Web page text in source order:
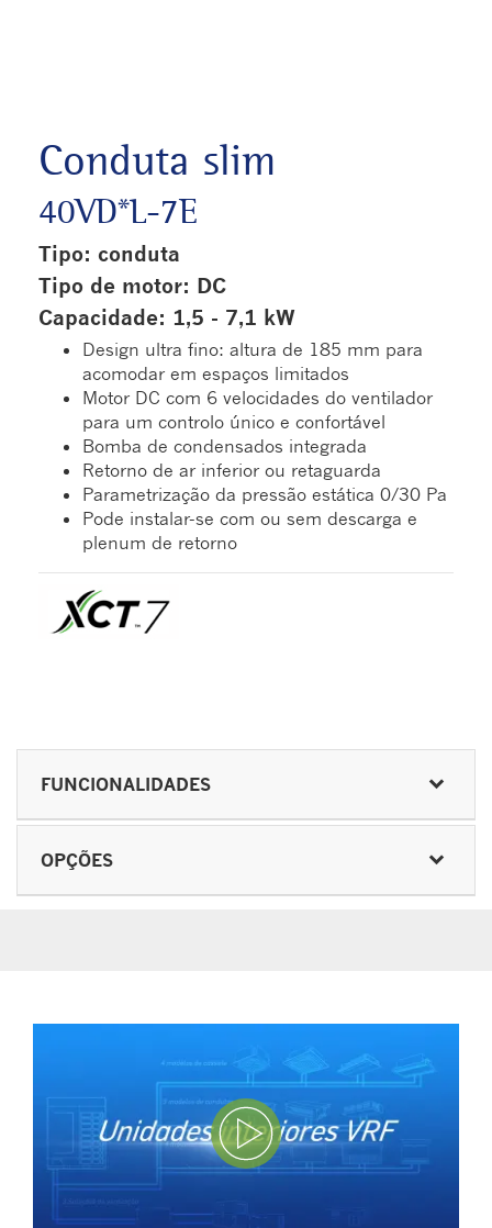
Conduta slim
40VD*L-7E
Tipo: conduta
Tipo de motor: DC
Capacidade: 1,5 - 7,1 kW
Design ultra fino: altura de 185 mm para
acomodar em espaços limitados
Motor DC com 6 velocidades do ventilador
para um controlo único e confortável
Bomba de condensados integrada
Retorno de ar inferior ou retaguarda
Parametrização da pressão estática 0/30 Pa
Pode instalar-se com ou sem descarga e
plenum de retorno
FUNCIONALIDADES
OPÇÕES
Play Video